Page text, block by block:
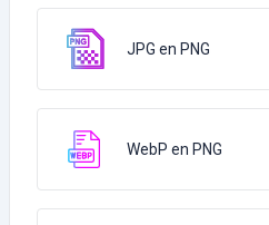
JPG en PNG
WebP en PNG